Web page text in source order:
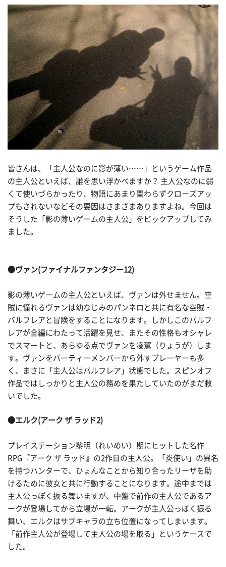
皆さんは、「主人公なのに影が薄い……」というゲーム作品
の主人公といえば、誰を思い浮かべますか？ 主人公なのに弱
くて使いづらかったり、物語にあまり関わらずクローズアッ
プもされないなどその要因はさまざまありますよね。今回は
そうした「影の薄いゲームの主人公」をピックアップしてみ
ました。
●ヴァン(ファイナルファンタジー12)
影の薄いゲームの主人公といえば、ヴァンは外せません。空
賊に憧れるヴァンは幼なじみのパンネロと共に有名な空賊・
バルフレアと冒険をすることになります。しかしこのバルフ
レアが全編にわたって活躍を見せ、またその性格もオシャレ
でスマートと、あらゆる点でヴァンを凌駕（りょうが）しま
す。ヴァンをパーティーメンバーから外すプレーヤーも多
く、まさに「主人公はバルフレア」状態でした。スピンオフ
作品ではしっかりと主人公の務めを果たしていたのがまだ救
いでした。
●エルク(アーク ザ ラッド2)
プレイステーション黎明（れいめい）期にヒットした名作
RPG『アーク ザ ラッド』の2作目の主人公。「炎使い」の異名
を持つハンターで、ひょんなことから知り合ったリーザを助
けるために彼女と共に行動することになります。途中までは
主人公っぽく振る舞いますが、中盤で前作の主人公であるア
ークが登場してから立場が一転。アークが主人公っぽく振る
舞い、エルクはサブキャラの立ち位置になってしまいます。
「前作主人公が登場して主人公の場を取る」というケースで
した。